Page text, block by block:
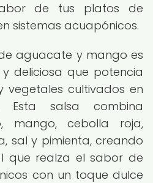
de tus platos de
sistemas acuapónicos.
aguacate y mango es
deliciosa que potencia
cultivados en
Esta salsa combina
mango, cebolla roja,
sal y pimienta, creando
que realza el sabor de
con un toque dulce